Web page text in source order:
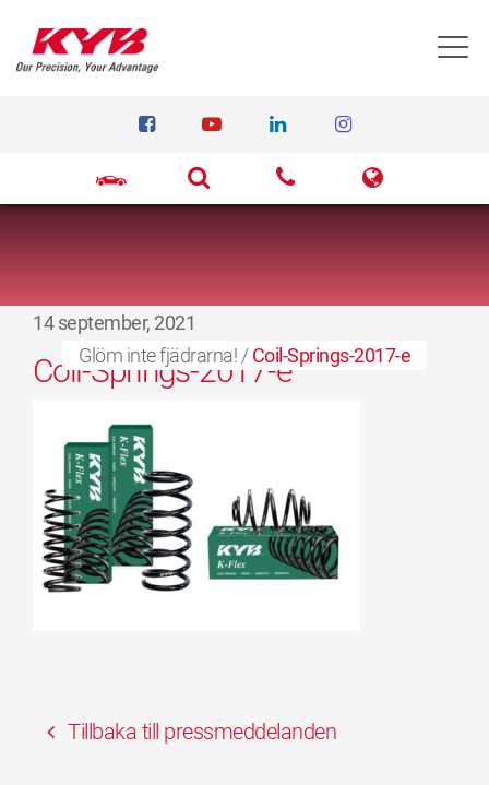
Glöm inte fjädrarna! /Coil-Springs-2017-e
14 september, 2021
Coil-Springs-2017-e
Tillbaka till pressmeddelanden